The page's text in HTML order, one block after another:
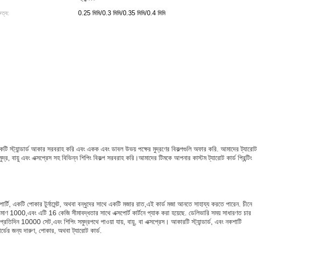
0.25 মিমি/0.3 মিমি/0.35 মিমি/0.4 মিমি
স্ট্যান্ডার্ড আকার সরবরাহ করি এবং একক এবং ডাবল উভয় পক্ষের মুদ্রণের বিকল্পগুলি অফার করি. আমাদের ট্যারোট
এবং এক্সপ্রেস সহ বিভিন্ন শিপিং বিকল্প সরবরাহ করি।আমাদের টিমকে আপনার কাস্টম ট্যারোট কার্ড প্রিন্টিং
একটি পোকার টুর্নামেন্ট, অথবা বন্ধুদের সাথে একটি মজার রাত,এই কার্ড মজা আনতে সাহায্য করতে পারেন. চীনে
এটি 16 কেজি সীমাবদ্ধতার সাথে এক্সপোর্ট কার্টনে প্যাক করা হয়েছে. ডেলিভারি সময় সাধারণত চার
10000 সেট,এবং শিপিং সমুদ্রপথে পাওয়া যায়, বায়ু, বা এক্সপ্রেস। আকারটি স্ট্যান্ডার্ড, এবং নকশাটি
জন্য দারুণ, পোকার, অথবা ট্যারোট কার্ড.